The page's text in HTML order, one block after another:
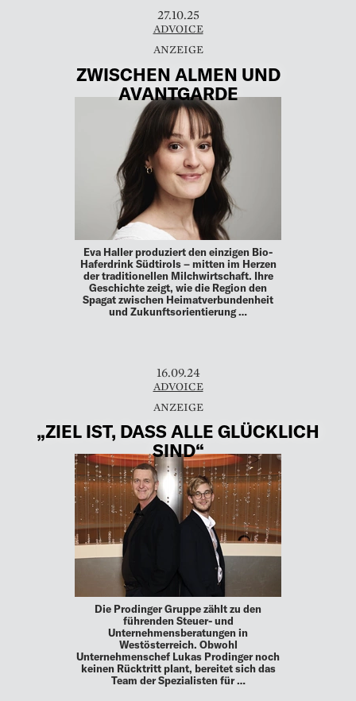
27.10.25
ADVOICE
ZWISCHEN ALMEN UND
AVANTGARDE
Eva Haller produziert den einzigen Bio-
Haferdrink Südtirols – mitten im Herzen
der traditionellen Milchwirtschaft. Ihre
Geschichte zeigt, wie die Region den
Spagat zwischen Heimatverbundenheit
und Zukunftsorientierung …
16.09.24
ADVOICE
„ZIEL IST, DASS ALLE GLÜCKLICH
SIND“
Die Prodinger Gruppe zählt zu den
führenden Steuer- und
Unternehmensberatungen in
Westösterreich. Obwohl
Unternehmenschef Lukas Prodinger noch
keinen Rücktritt plant, bereitet sich das
Team der Spezialisten für …